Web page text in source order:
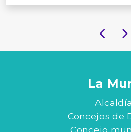
La
Alcaldía
Concejos de
Concejo